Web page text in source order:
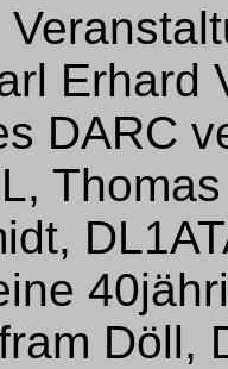
Erhard
DARC
Döll,